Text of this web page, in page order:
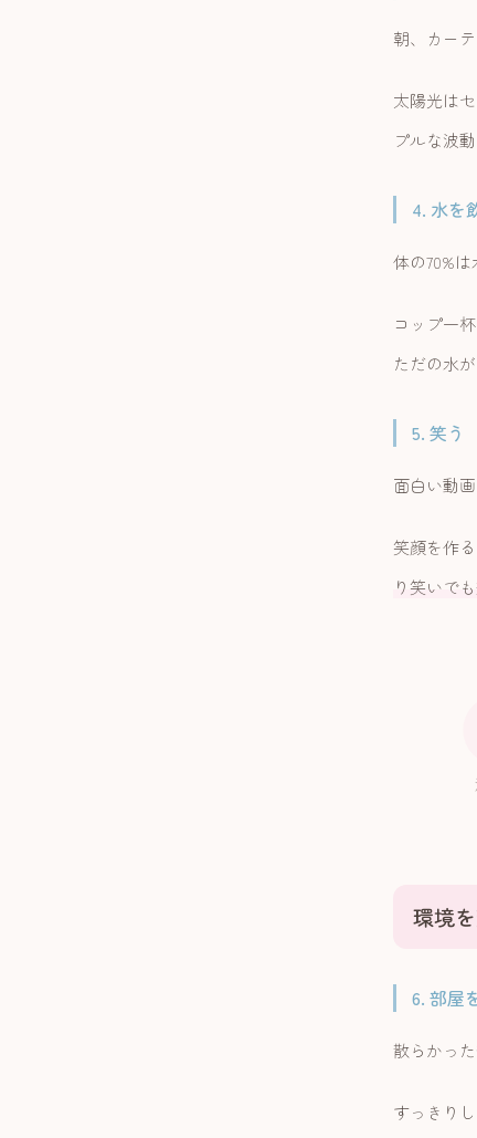
朝、カー
太陽光は
プルな波
4. 水を
体の70%
コップ一
ただの水
5. 笑う
面白い動
笑顔を作
り笑いで
環境
6. 部屋
散らかっ
すっきり